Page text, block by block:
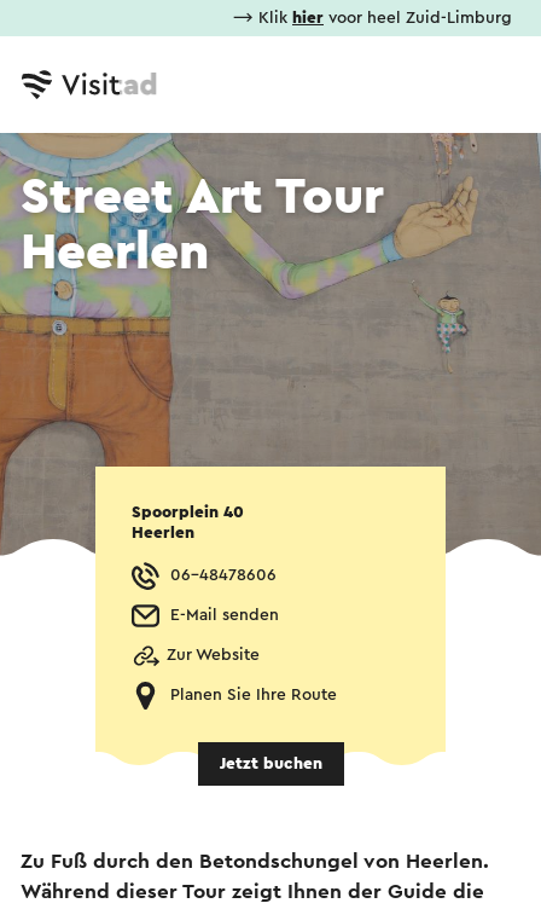
⟶ Klik hier voor heel Zuid-Limburg
Street Art Tour
Heerlen
Spoorplein 40
Heerlen
06-48478606
E-Mail senden
Zur Website
Planen Sie Ihre Route
Jetzt buchen
Zu Fuß durch den Betondschungel von Heerlen.
Während dieser Tour zeigt Ihnen der Guide die